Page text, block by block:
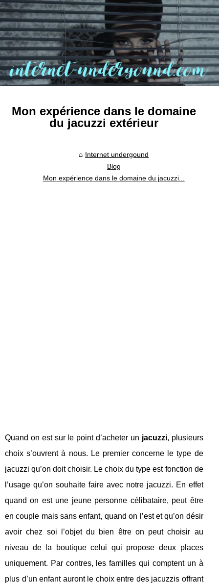
Mon expérience dans le domaine
du jacuzzi extérieur
Internet undergound
Blog
Mon expérience dans le domaine du jacuzzi...
Quand on est sur le point d’acheter un jacuzzi, plusieurs
choix s’ouvrent à nous. Le premier concerne le type de
jacuzzi qu’on doit choisir. Le choix du type est fonction de
l’usage qu’on souhaite faire avec notre jacuzzi. En effet
quand on est une jeune personne célibataire, peut être
en couple mais sans enfant, quand on l’est et qu’on désir
avoir chez soi l’objet du bien être on peut choisir au
niveau de la boutique celui qui propose deux places
uniquement. Par contres, les familles qui comptent un à
plus d’un enfant auront le choix entre des jacuzzis offrant